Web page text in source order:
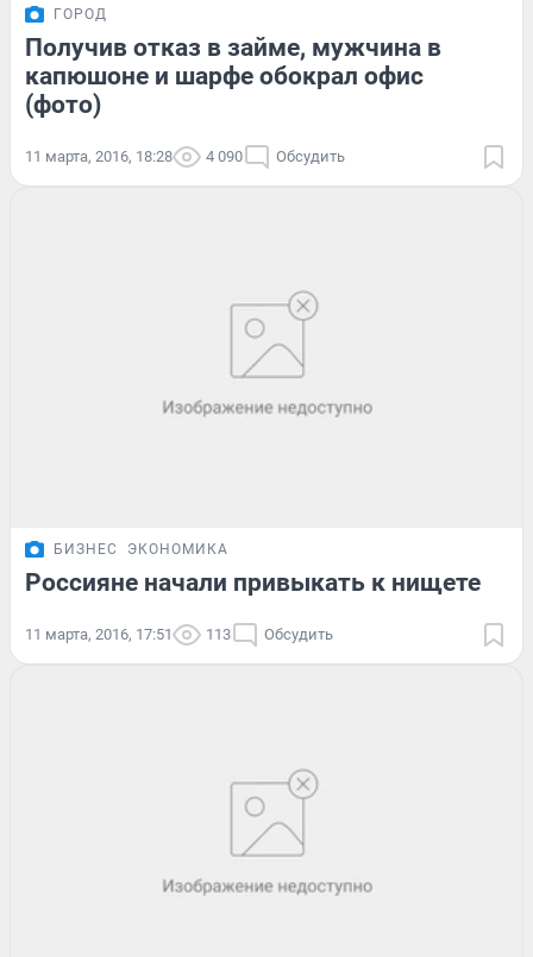
ГОРОД
Получив отказ в займе, мужчина в
капюшоне и шарфе обокрал офис
(фото)
11 марта, 2016, 18:28 4 090 Обсудить
БИЗНЕС ЭКОНОМИКА
Россияне начали привыкать к нищете
11 марта, 2016, 17:51 113 Обсудить